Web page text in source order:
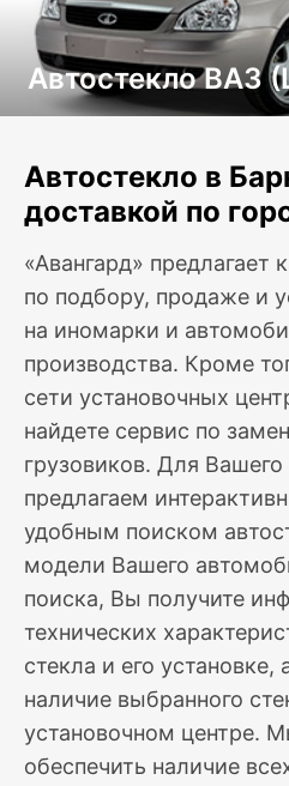
Автостекло ВАЗ
Автостекло в
доставкой по
«Авангард» предлагает
по подбору, продаже и
на иномарки и
производства. Кроме
сети установочных
найдете сервис по
грузовиков. Для
предлагаем
удобным поиском
модели Вашего
поиска, Вы получите
технических
стекла и его установке,
наличие выбранного
установочном центре.
обеспечить наличие